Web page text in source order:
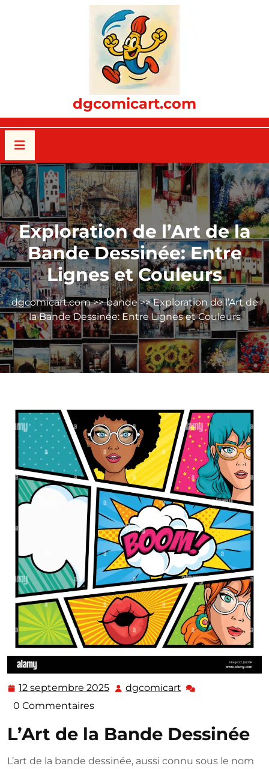
dgcomicart.com
Exploration de l’Art de la
Bande Dessinée: Entre
Lignes et Couleurs
dgcomicart.com>>bande>> Exploration de l’Art de
la Bande Dessinée: Entre Lignes et Couleurs
12 septembre 2025 12 dgcomicart dgcomicart
0 Commentaires
L’Art de la Bande Dessinée
L’art de la bande dessinée, aussi connu sous le nom